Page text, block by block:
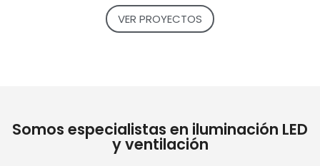
VER PROYECTOS
Somos especialistas en iluminación LED
y ventilación